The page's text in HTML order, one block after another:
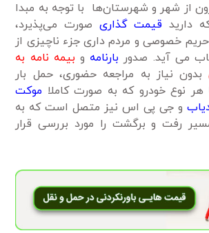
از شهر و شهرستان‌ها با توجه به مبدا
دارید قیمت گذاری صورت می‌پذیرد،
خصوصی و مردم داری جزء ناچیزی از
می آید. صدور بارنامه و بیمه نامه به
بدون نیاز به مراجعه حضوری، حمل بار
نوع خودرو که به صورت کاملا موکت
و جی پی اس نیز متصل است که به
رفت و برگشت را مورد بررسی قرار